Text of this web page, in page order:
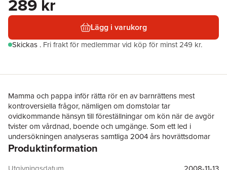
289 kr
Lägg i varukorg
Skickas . Fri frakt för medlemmar vid köp för minst 249 kr.
Mamma och pappa inför rätta rör en av barnrättens mest
kontroversiella frågor, nämligen om domstolar tar
ovidkommande hänsyn till föreställningar om kön när de avgör
tvister om vårdnad, boende och umgänge. Som ett led i
undersökningen analyseras samtliga 2004 års hovrättsdomar
om vårdnad, boende och umgänge samt ett urval
sammanfattningsvis att domstol inte tar otillbörlig hänsyn till
Produktinformation